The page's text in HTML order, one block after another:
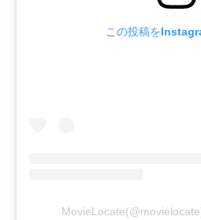
この投稿を